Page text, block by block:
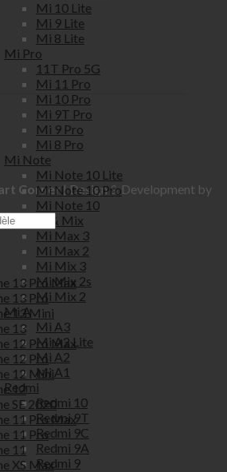
Mi 10 Lite
Mi 9 Lite
Mi 8 Lite
Mi Pro
11T Pro 5G
Mi 11 Pro
Mi 10 Pro
Mi 9T Pro
Mi 9 Pro
Mi 8 Pro
Mi Note
Mi Note 10 Lite
Mi Note 10 Pro
Mi Note 10
Mi Max & Mix
Mi Max 3
Mi Max 2
Mi Mix 3
Mi Mix 2s
Mi Mix 2
Mi A
Mi A3
Mi A2 Lite
Mi A2
Mi A1
Redmi
Redmi 10
Redmi 9T
Redmi 9C
Redmi 9A
Redmi 9
Corner| Design & Development by
13 Pro Max
13 Pro
13 Mini
13
12 Pro Max
12 Pro
12 Mini
12
SE 2020
11 Pro Max
11 Pro
11
XS Max